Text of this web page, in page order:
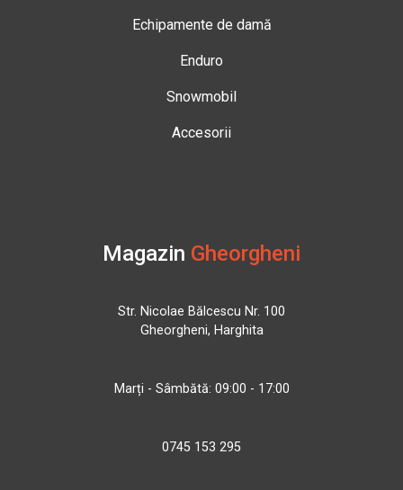
Echipamente de damă
Enduro
Snowmobil
Accesorii
Magazin Gheorgheni
Str. Nicolae Bălcescu Nr. 100
Gheorgheni, Harghita
Marți - Sâmbătă: 09:00 - 17:00
0745 153 295